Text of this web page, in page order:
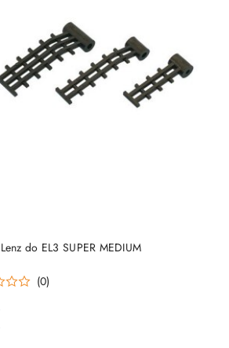
do EL3 SUPER MEDIUM
(0)
DO KOSZYKA